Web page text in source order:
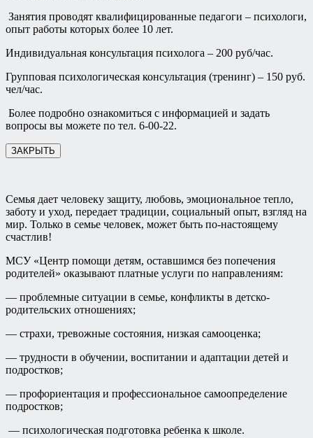
Занятия проводят квалифицированные педагоги – психологи,
опыт работы которых более 10 лет.
Индивидуальная консультация психолога – 200 руб/час.
Групповая психологическая консультация (тренинг) – 150 руб.
чел/час.
Более подробно ознакомиться с информацией и задать
вопросы вы можете по тел. 6-00-22.
ЗАКРЫТЬ
Семья дает человеку защиту, любовь, эмоциональное тепло,
заботу и уход, передает традиции, социальный опыт, взгляд на
мир. Только в семье человек, может быть по-настоящему
счастлив!
МСУ «Центр помощи детям, оставшимся без попечения
родителей» оказывают платные услуги по направлениям:
— проблемные ситуации в семье, конфликты в детско-
родительских отношениях;
— страхи, тревожные состояния, низкая самооценка;
— трудности в обучении, воспитании и адаптации детей и
подростков;
— профориентация и профессиональное самоопределение
подростков;
— психологическая подготовка ребенка к школе.